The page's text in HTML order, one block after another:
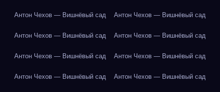
Антон Чехов — Вишнёвый сад Антон Чехов — Вишнёвый сад
Антон Чехов — Вишнёвый сад Антон Чехов — Вишнёвый сад
Антон Чехов — Вишнёвый сад Антон Чехов — Вишнёвый сад
Антон Чехов — Вишнёвый сад Антон Чехов — Вишнёвый сад